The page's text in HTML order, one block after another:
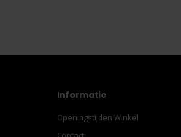
Informatie
Openingstijden Winkel